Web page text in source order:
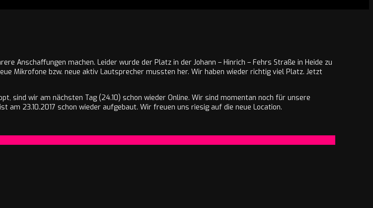
Anschaffungen machen. Leider wurde der Platz in der Johann – Hinrich – Fehrs Straße in Heide zu
Mikrofone bzw. neue aktiv Lautsprecher mussten her. Wir haben wieder richtig viel Platz. Jetzt
sind wir am nächsten Tag (24.10) schon wieder Online. Wir sind momentan noch für unsere
am 23.10.2017 schon wieder aufgebaut. Wir freuen uns riesig auf die neue Location.